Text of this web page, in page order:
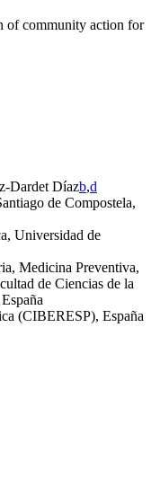
of community action for
Dardet Díazb,d
de Compostela,
Universidad de
Medicina Preventiva,
de Ciencias de la
(CIBERESP), España